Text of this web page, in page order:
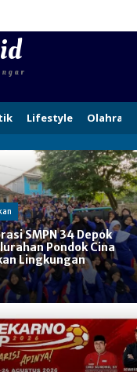
Lifestyle Olahraga
SMPN 34 Depok
Pondok Cina
Lingkungan